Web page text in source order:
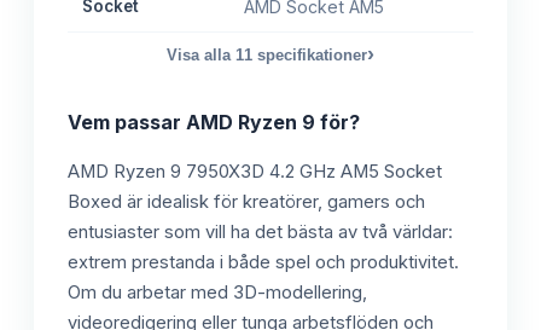
Socket AMD Socket AM5
Visa alla 11 specifikationer›
Vem passar AMD Ryzen 9 för?
AMD Ryzen 9 7950X3D 4.2 GHz AM5 Socket
Boxed är idealisk för kreatörer, gamers och
entusiaster som vill ha det bästa av två världar:
extrem prestanda i både spel och produktivitet.
Om du arbetar med 3D-modellering,
videoredigering eller tunga arbetsflöden och